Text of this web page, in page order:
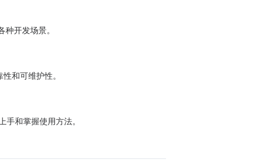
开发场景。
和可维护性。
和掌握使用方法。